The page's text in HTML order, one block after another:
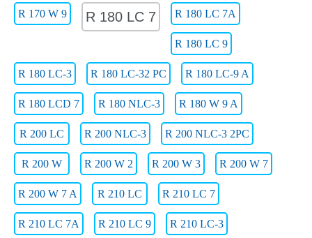
R 170 W 9 R 180 LC 7 R 180 LC 7A
R 180 LC 9
R 180 LC-3 R 180 LC-32 PC R 180 LC-9 A
R 180 LCD 7 R 180 NLC-3 R 180 W 9 A
R 200 LC R 200 NLC-3 R 200 NLC-3 2PC
R 200 W R 200 W 2 R 200 W 3 R 200 W 7
R 200 W 7 A R 210 LC R 210 LC 7
R 210 LC 7A R 210 LC 9 R 210 LC-3